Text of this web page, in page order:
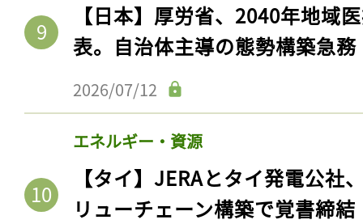
【日本】厚労省、2040年地域
表。自治体主導の態勢構築急務
2026/07/12
エネルギー・資源
【タイ】JERAとタイ発電公社
リューチェーン構築で覚書締結
ログイン